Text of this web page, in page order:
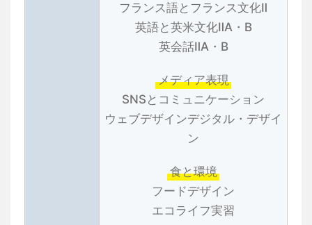
フランス語とフランス文化Ⅱ
英語と英米文化ⅡA・B
英会話ⅡA・B
メディア表現
SNSとコミュニケーション
ウェブデザインデジタル・デザイ
ン
食と環境
フードデザイン
エコライフ実習